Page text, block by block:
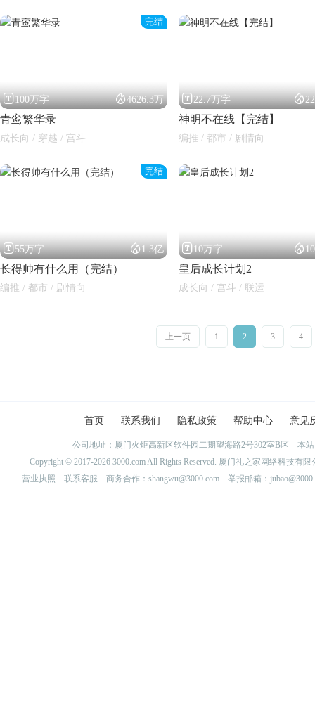
完结
100万字 4626.3万
青鸾繁华录
成长向 / 穿越 / 宫斗
22.7万字 
神明不在线【完结】
编推 / 都市 / 剧情向
完结
55万字 1.3亿
长得帅有什么用（完结）
编推 / 都市 / 剧情向
10万字 
皇后成长计划2
成长向 / 宫斗 / 联运
上一页 1 2 3 4
首页 联系我们 隐私政策 帮助中心 意见
公司地址：厦门火炬高新区软件园二期望海路2号302室B区 本
Copyright © 2017-2026 3000.com All Rights Reserved. 厦门礼之家网络科技
营业执照
联系客服 商务合作：shangwu@3000.com 举报邮箱：